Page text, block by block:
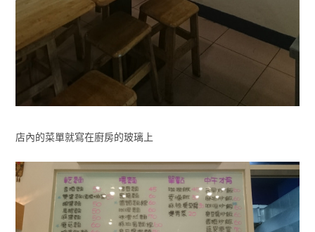
店內的菜單就寫在廚房的玻璃上